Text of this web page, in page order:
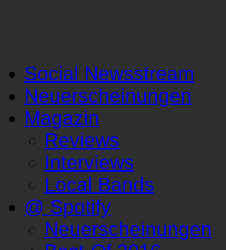
Social Newsstream
Neuerscheinungen
Magazin
Reviews
Interviews
Local Bands
@ Spotify
Neuerscheinungen